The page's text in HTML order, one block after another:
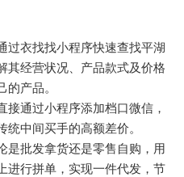
过衣找找小程序快速查找平湖
其经营状况、产品款式及价格
产品。
接通过小程序添加档口微信，
中间买手的高额差价。
是批发拿货还是零售自购，用
进行拼单，实现一件代发，节